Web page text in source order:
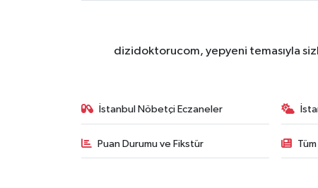
dizidoktorucom, yepyeni temasıyla
İstanbul Nöbetçi Eczaneler
Puan Durumu ve Fikstür